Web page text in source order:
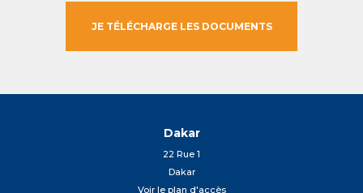
Dakar
22 Rue 1
Dakar
Voir le plan d'accès